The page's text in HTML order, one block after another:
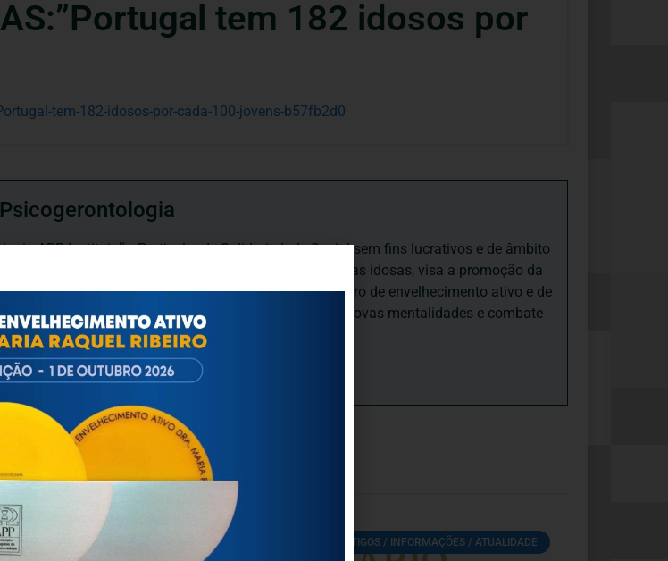
tem 182 idosos por
tem-182-idosos-por-cada-100-jovens-b57fb2d0
APP, Instituição Particular de Solidariedade Social sem fins lucrativos e de âmbito
e sociais inerentes ao envelhecimento e às pessoas idosas, visa a promoção da
e segurança das pessoas idosas, num quadro de envelhecimento ativo e de
mais inclusiva para todas as idades, promove novas mentalidades e combate
e ao envelhecimento.
/ INFORMAÇÕES / ATUALIDADE ARTIGOS / INFORMAÇÕES / ATUALIDADE